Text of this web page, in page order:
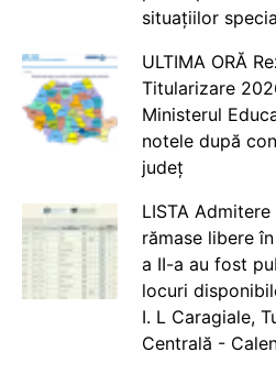
situațiilor
ULTIMA ORĂ
Titularizare
Ministerul
notele după
județ
LISTA
rămase libere
a II-a au fost
locuri
I. L Caragiale,
Centrală -